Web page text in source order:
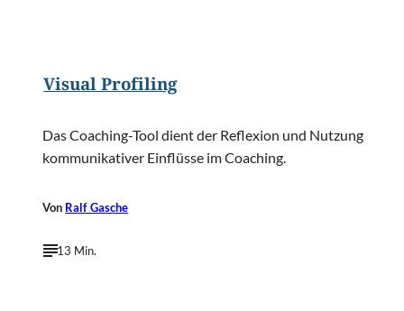
Visual Profiling
Das Coaching-Tool dient der Reflexion und Nutzung
kommunikativer Einflüsse im Coaching.
Von Ralf Gasche
13 Min.